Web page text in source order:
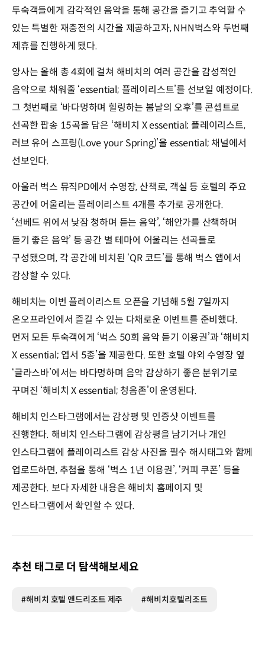
투숙객들에게 감각적인 음악을 통해 공간을 즐기고 추억할 수
있는 특별한 재충전의 시간을 제공하고자, NHN벅스와 두번째
제휴를 진행하게 됐다.
양사는 올해 총 4회에 걸쳐 해비치의 여러 공간을 감성적인
음악으로 채워줄 ‘essential; 플레이리스트’를 선보일 예정이다.
그 첫번째로 ‘바다멍하며 힐링하는 봄날의 오후’를 콘셉트로
선곡한 팝송 15곡을 담은 ‘해비치 X essential; 플레이리스트,
러브 유어 스프링(Love your Spring)’을 essential; 채널에서
선보인다.
아울러 벅스 뮤직PD에서 수영장, 산책로, 객실 등 호텔의 주요
공간에 어울리는 플레이리스트 4개를 추가로 공개한다.
‘선베드 위에서 낮잠 청하며 듣는 음악’, ‘해안가를 산책하며
듣기 좋은 음악’ 등 공간 별 테마에 어울리는 선곡들로
구성됐으며, 각 공간에 비치된 ‘QR 코드’를 통해 벅스 앱에서
감상할 수 있다.
해비치는 이번 플레이리스트 오픈을 기념해 5월 7일까지
온오프라인에서 즐길 수 있는 다채로운 이벤트를 준비했다.
먼저 모든 투숙객에게 ‘벅스 50회 음악 듣기 이용권’과 ‘해비치
X essential; 엽서 5종’을 제공한다. 또한 호텔 야외 수영장 옆
‘글라스바’에서는 바다멍하며 음악 감상하기 좋은 분위기로
꾸며진 ‘해비치 X essential; 청음존’이 운영된다.
해비치 인스타그램에서는 감상평 및 인증샷 이벤트를
진행한다. 해비치 인스타그램에 감상평을 남기거나 개인
인스타그램에 플레이리스트 감상 사진을 필수 해시태그와 함께
업로드하면, 추첨을 통해 ‘벅스 1년 이용권’, ‘커피 쿠폰’ 등을
제공한다. 보다 자세한 내용은 해비치 홈페이지 및
인스타그램에서 확인할 수 있다.
추천 태그로 더 탐색해보세요
#해비치 호텔 앤드리조트 제주 #해비치호텔리조트